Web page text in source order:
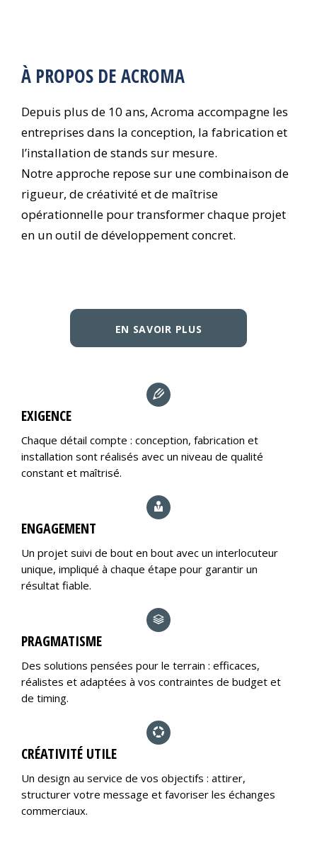
À PROPOS DE ACROMA
Depuis plus de 10 ans, Acroma accompagne les
entreprises dans la conception, la fabrication et
l’installation de stands sur mesure.
Notre approche repose sur une combinaison de
rigueur, de créativité et de maîtrise
opérationnelle pour transformer chaque projet
en un outil de développement concret.
EN SAVOIR PLUS
EXIGENCE
Chaque détail compte : conception, fabrication et
installation sont réalisés avec un niveau de qualité
constant et maîtrisé.
ENGAGEMENT
Un projet suivi de bout en bout avec un interlocuteur
unique, impliqué à chaque étape pour garantir un
résultat fiable.
PRAGMATISME
Des solutions pensées pour le terrain : efficaces,
réalistes et adaptées à vos contraintes de budget et
de timing.
CRÉATIVITÉ UTILE
Un design au service de vos objectifs : attirer,
structurer votre message et favoriser les échanges
commerciaux.